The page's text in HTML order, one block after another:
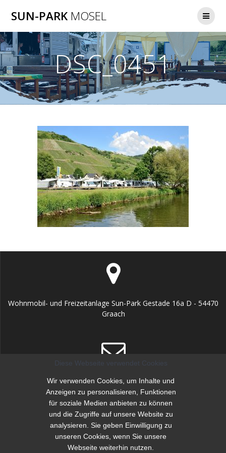
SUN-PARK MOSEL
DSC_0451
Wohnmobil- und Freizeitanlage Sun-Park Gestade 16a D - 54470
Graach
info@sunpark-mosel.de
+49 (0) 65 31 / 971 99 88
Diese Webseite verwendet Cookies
Wir verwenden Cookies, um Inhalte und
Anzeigen zu personalisieren, Funktionen
für soziale Medien anbieten zu können
und die Zugriffe auf unsere Website zu
analysieren. Sie geben Einwilligung zu
unseren Cookies, wenn Sie unsere
Webseite weiterhin nutzen.